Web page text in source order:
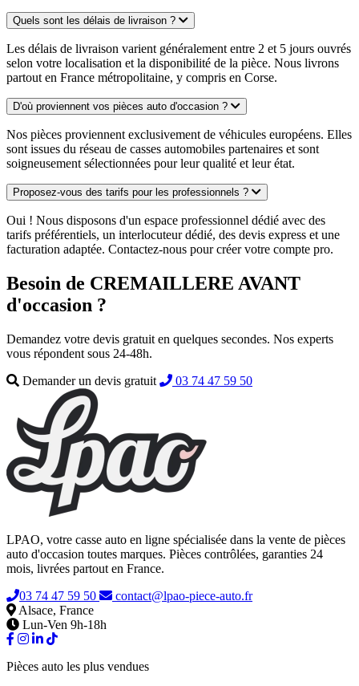
Quels sont les délais de livraison ?
Les délais de livraison varient généralement entre 2 et 5 jours ouvrés
selon votre localisation et la disponibilité de la pièce. Nous livrons
partout en France métropolitaine, y compris en Corse.
D'où proviennent vos pièces auto d'occasion ?
Nos pièces proviennent exclusivement de véhicules européens. Elles
sont issues du réseau de casses automobiles partenaires et sont
soigneusement sélectionnées pour leur qualité et leur état.
Proposez-vous des tarifs pour les professionnels ?
Oui ! Nous disposons d'un espace professionnel dédié avec des
tarifs préférentiels, un interlocuteur dédié, des devis express et une
facturation adaptée. Contactez-nous pour créer votre compte pro.
Besoin de CREMAILLERE AVANT
d'occasion ?
Demandez votre devis gratuit en quelques secondes. Nos experts
vous répondent sous 24-48h.
Demander un devis gratuit
03 74 47 59 50
LPAO, votre casse auto en ligne spécialisée dans la vente de pièces
auto d'occasion toutes marques. Pièces contrôlées, garanties 24
mois, livrées partout en France.
03 74 47 59 50
contact@lpao-piece-auto.fr
Alsace, France
Lun-Ven 9h-18h
Pièces auto les plus vendues